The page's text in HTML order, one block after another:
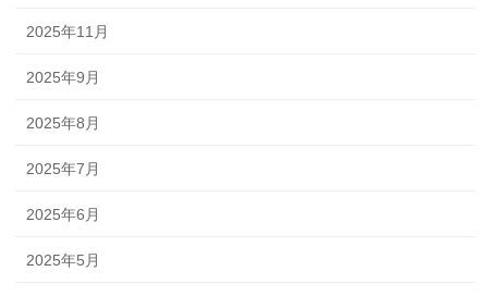
2025年11月
2025年9月
2025年8月
2025年7月
2025年6月
2025年5月